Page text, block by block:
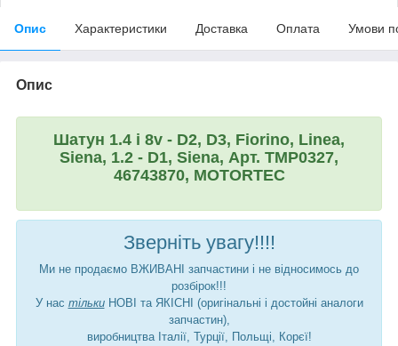
Опис Характеристики Доставка Оплата Умови
Опис
Шатун 1.4 i 8v - D2, D3, Fiorino, Linea,
Siena, 1.2 - D1, Siena, Арт. TMP0327,
46743870, MOTORTEC
Зверніть увагу!!!!
Ми не продаємо ВЖИВАНІ запчастини і не відносимось до
розбірок!!!
У нас тількиНОВІ та ЯКІСНІ (оригінальні і достойні аналоги
запчастин),
виробництва Італії, Турції, Польщі, Корєї!